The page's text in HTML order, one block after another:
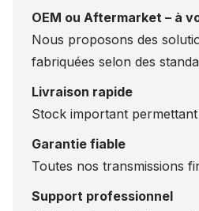
OEM ou Aftermarket – à
Nous proposons des
fabriquées selon des
Livraison rapide
Stock important
Garantie fiable
Toutes nos transmissions
Support professionnel